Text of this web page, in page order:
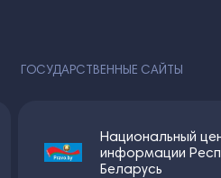
ГОСУДАРСТВЕННЫЕ САЙТЫ
Национальный
информации
Беларусь